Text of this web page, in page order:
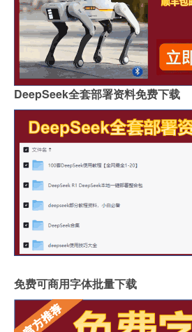
DeepSeek全套部署资料免费下载
免费可商用字体批量下载